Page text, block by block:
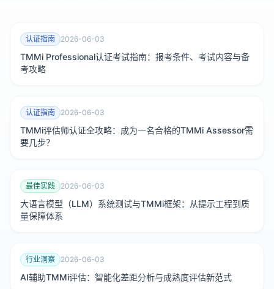
认证指南 2026-06-03
TMMi Professional认证考试指南：报考条件、考试内容与备
考攻略
认证指南 2026-06-03
TMMi评估师认证全攻略：成为一名合格的TMMi Assessor需
要几步？
最佳实践 2026-06-03
大语言模型（LLM）系统测试与TMMi框架：从提示工程到质
量保障体系
行业洞察 2026-06-03
AI辅助TMMi评估：智能化差距分析与成熟度评估新范式